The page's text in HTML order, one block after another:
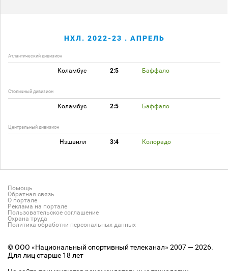
НХЛ. 2022-23 . АПРЕЛЬ
Атлантический дивизион
Коламбус 2:5 Баффало
Столичный дивизион
Коламбус 2:5 Баффало
Центральный дивизион
Нэшвилл 3:4 Колорадо
Помощь
Обратная связь
О портале
Реклама на портале
Пользовательское соглашение
Охрана труда
Политика обработки персональных данных
© ООО «Национальный спортивный телеканал» 2007 — 2026.
Для лиц старше 18 лет